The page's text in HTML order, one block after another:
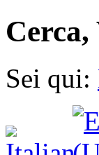
Cerca,
Sei qui: